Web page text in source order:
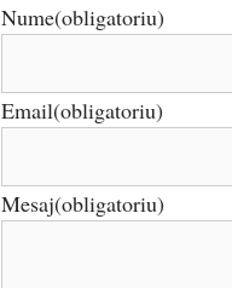
Nume(obligatoriu)
Email(obligatoriu)
Mesaj(obligatoriu)